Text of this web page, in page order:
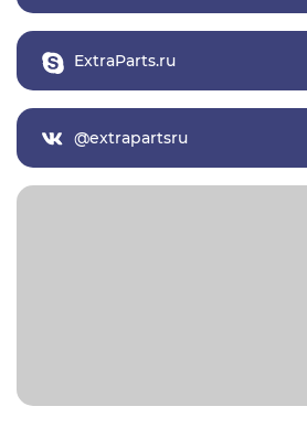
ExtraParts.ru
@extrapartsru